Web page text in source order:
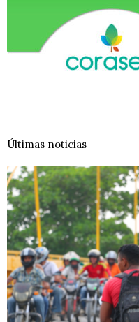
Últimas noticias